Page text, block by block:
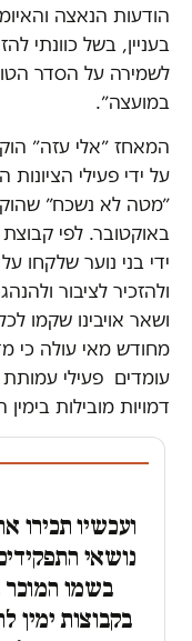
הודעות הנאצה
בעניין, בשל כוונתי
לשמירה על הסדר
במועצה״.
המאחז ״אלי עזה״
על ידי פעילי הציונות
באוקטובר. לפי
ידי בני נוער
ולהזכיר לציבור
ושאר אויבינו שקמו
מחודש מאי עולה כי
עומדים פעילי
דמויות מובילות
ועכשיו תכירו
נושאי
בשמו המוכר
בקבוצות ימין